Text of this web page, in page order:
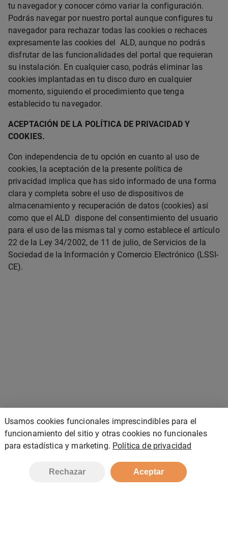
tu navegador y conocer cómo variar la configuración.
Podrás navegar por nuestro portal aunque configures tu
navegador para rechazar todas las cookies o rechaces
expresamente las cookies del ALD, aunque no podrás
disfrutar de las funcionalidades del portal que requieran
su instalación. En cualquier caso, podrás eliminar las
cookies implantadas en tu disco duro en cualquier
momento, siguiendo el procedimiento que tenga
establecido tu navegador.
ACEPTACIÓN DE LA POLÍTICA DE PRIVACIDAD Y
COOKIES.
Con independencia de tu opción en cuanto al uso de
cookies, la aceptación de la presente política de
privacidad implica que has sido informado de una forma
clara y completa sobre el uso de dispositivos de
almacenamiento y recuperación de datos (cookies) así
como que el ALD dispone del consentimiento del usuario
para el uso de las mismas tal y como establece el artículo
22 de la Ley 34/2002, de 11 de julio, de Servicios de la
Sociedad de la Información y Comercio Electrónico (LSSI-
CE).
Usamos cookies funcionales imprescindibles para el
funcionamiento del sitio y otras cookies no funcionales
para estadística y marketing. Política de privacidad
Rechazar Aceptar